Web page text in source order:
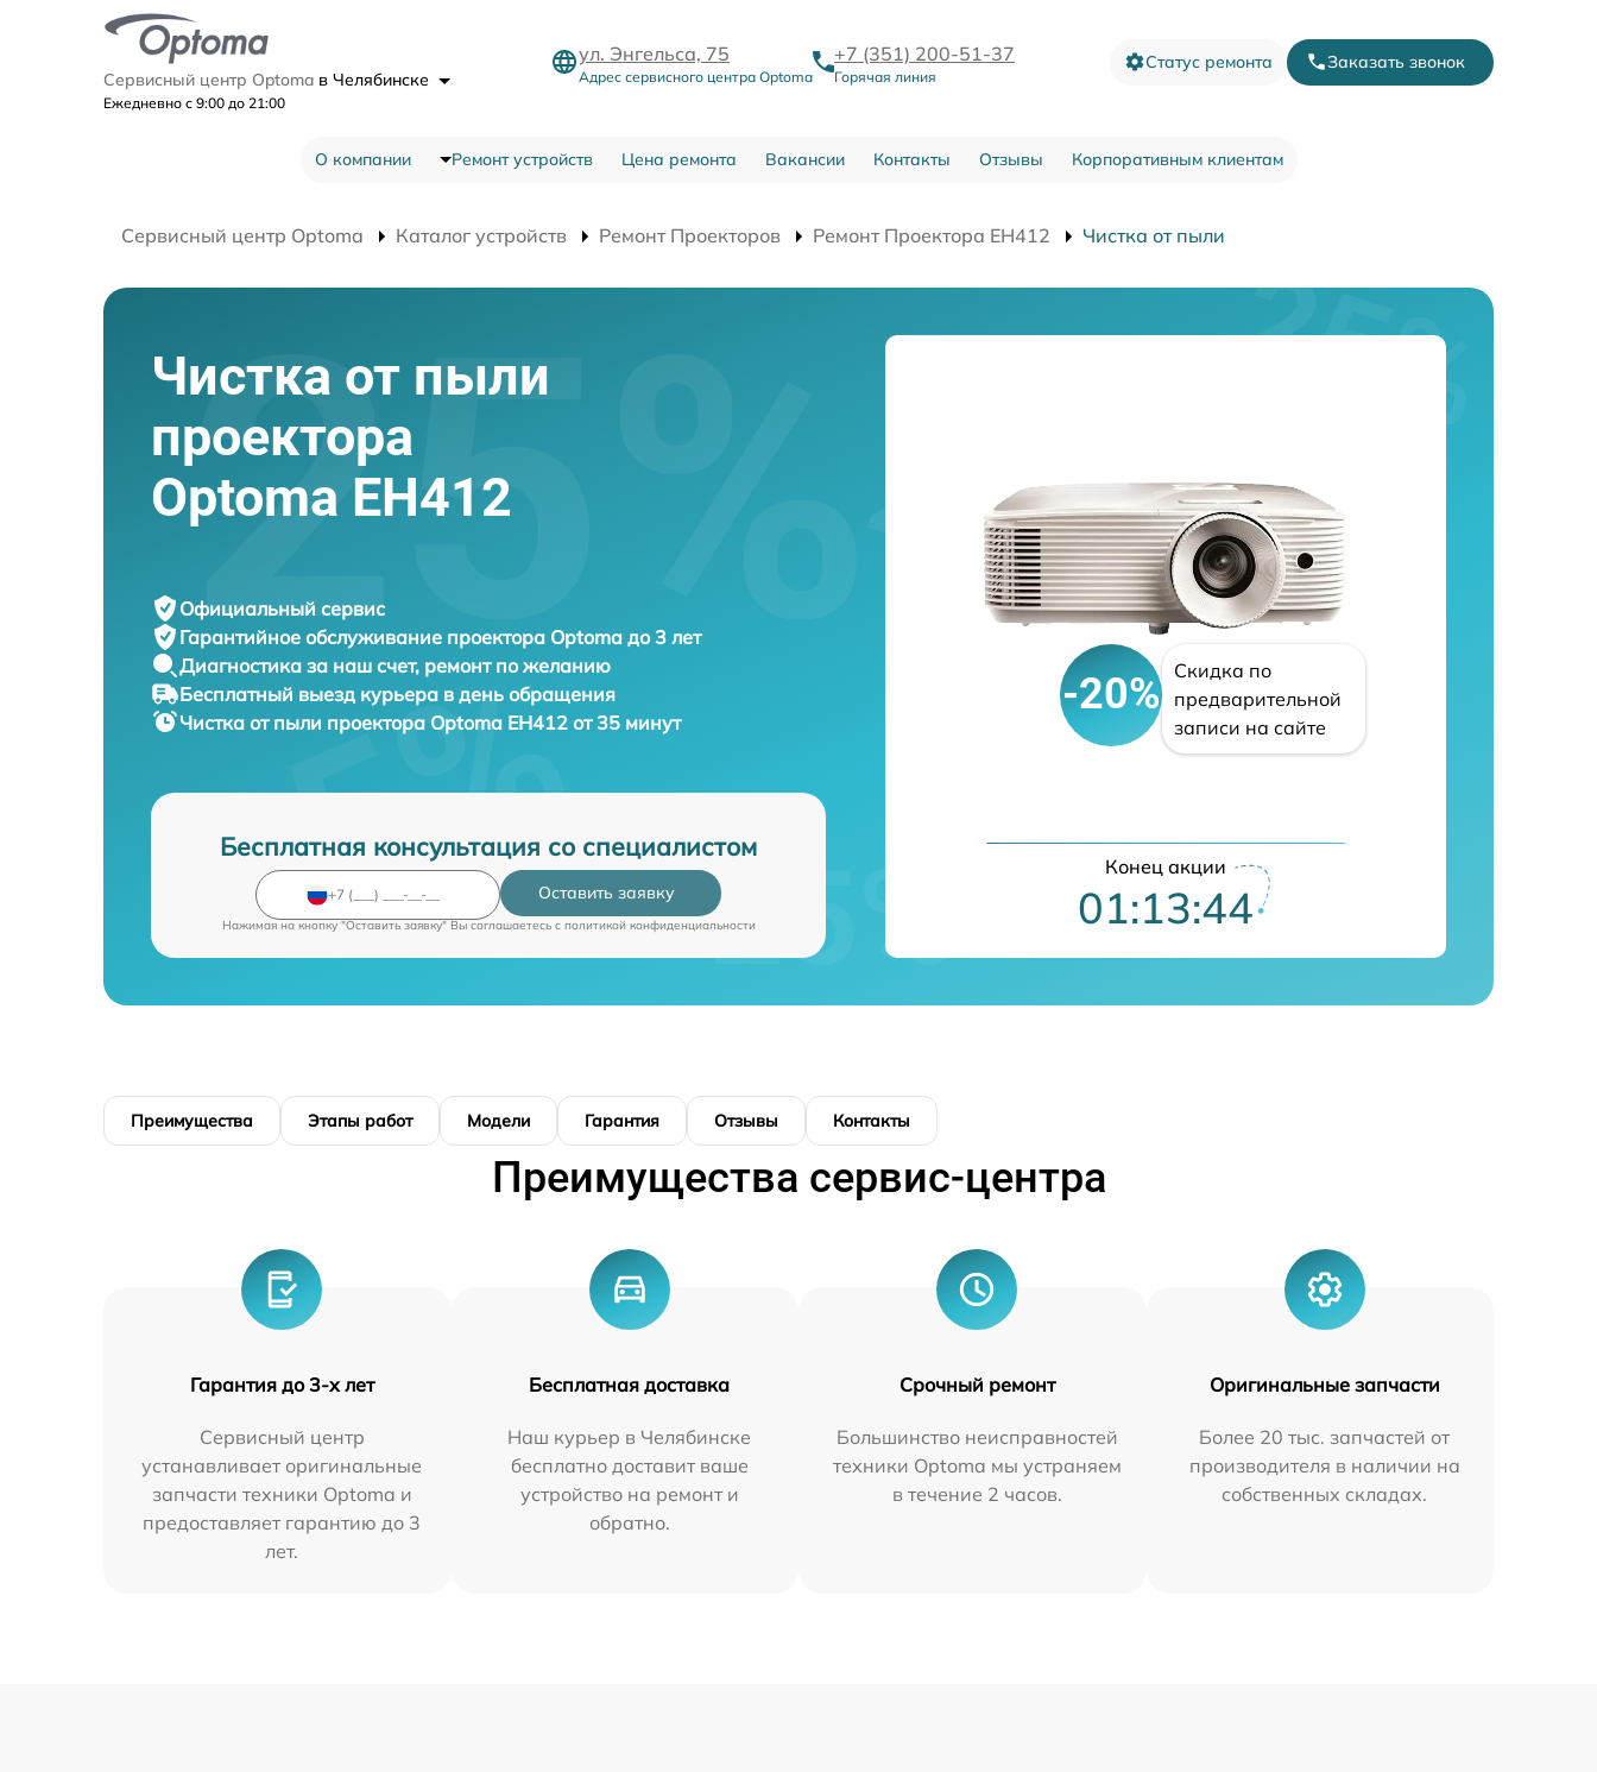
Сервисный центр Optoma в Челябинске
Ежедневно с 9:00 до 21:00
ул. Энгельса, 75
Адрес сервисного центра Optoma
+7 (351) 200-51-37
Горячая линия
Статус ремонта Заказать звонок
О компании Ремонт устройств Цена ремонта Вакансии Контакты Отзывы Корпоративным клиентам
Сервисный центр Optoma Каталог устройств Ремонт Проекторов Ремонт Проектора EH412 Чистка от пыли
Чистка от пыли
проектора
Optoma EH412
Официальный сервис
Гарантийное обслуживание проектора Optoma до 3 лет
Диагностика за наш счет, ремонт по желанию
Бесплатный выезд курьера в день обращения
Чистка от пыли проектора Optoma EH412 от 35 минут
Бесплатная консультация со специалистом
Оставить заявку
Нажимая на кнопку "Оставить заявку" Вы соглашаетесь c политикой конфиденциальности
-20%
Скидка по
предварительной
записи на сайте
Конец акции
01:13:42
Преимущества Этапы работ Модели Гарантия Отзывы Контакты
Преимущества сервис-центра
Гарантия до 3-х лет
Сервисный центр
устанавливает оригинальные
запчасти техники Optoma и
предоставляет гарантию до 3
лет.
Бесплатная доставка
Наш курьер в Челябинске
бесплатно доставит ваше
устройство на ремонт и
обратно.
Срочный ремонт
Большинство неисправностей
техники Optoma мы устраняем
в течение 2 часов.
Оригинальные запчасти
Более 20 тыс. запчастей от
производителя в наличии на
собственных складах.